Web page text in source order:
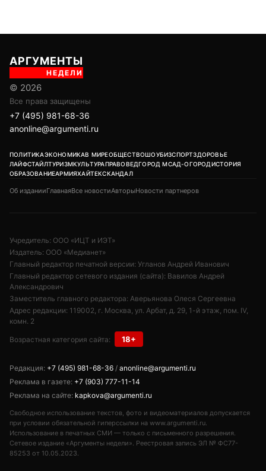
АРГУМЕНТЫ
НЕДЕЛИ
© 2026
Все права защищены
+7 (495) 981-68-36
anonline@argumenti.ru
ПОЛИТИКАЭКОНОМИКАВ МИРЕОБЩЕСТВОШОУБИЗСПОРТЗДОРОВЬЕ
ЛАЙФСТАЙЛТУРИЗМКУЛЬТУРАПРАВОВЕДГОРОД МСАД-ОГОРОДИСТОРИЯ
ОБРАЗОВАНИЕАРМИЯХАЙТЕКСКАНДАЛ
Об изданииГлавнаяВсе новостиАвторыНовости партнеров
Учредитель: ООО «ИЦТ и ИЭТ»
Издатель: ООО «Медианет»
Главный редактор печатной версии: Угланов Андрей Иванович
Главный редактор сетевого издания (сайта): Вавилов Андрей
Александрович
Заместитель главного редактора: Аверьянова Олеся Сергеевна
Адрес редакции: 119002, г. Москва, ул. Арбат, д. 29, 1-й этаж, пом. IV,
комн. 2
Возрастная категория сайта: 18+
Редакция: +7 (495) 981-68-36 / anonline@argumenti.ru
Реклама в газете: +7 (903) 777-11-14
Реклама на сайте: kapkova@argumenti.ru
Свободное использование текстов, фото и видеоматериалов допускается
при условии обязательной гиперссылки на www.argumenti.ru.
Использование в печатных СМИ — только с письменного разрешения.
Сетевое издание «Аргументы недели». Реестровая запись ЭЛ № ФС77-
85253 от 10.05.2023.